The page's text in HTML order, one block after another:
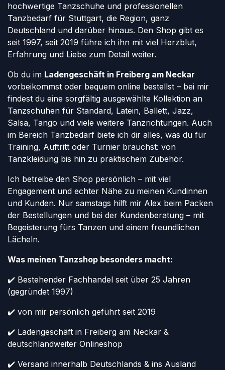
hochwertige Tanzschuhe und professionellen
Tanzbedarf für Stuttgart, die Region, ganz
Deutschland und darüber hinaus. Den Shop gibt es
seit 1997, seit 2019 führe ich ihn mit viel Herzblut,
Erfahrung und Liebe zum Detail weiter.
Ob du im Ladengeschäft in Freiberg am Neckar
vorbeikommst oder bequem online bestellst – bei mir
findest du eine sorgfältig ausgewählte Kollektion an
Tanzschuhen für Standard, Latein, Ballett, Jazz,
Salsa, Tango und viele weitere Tanzrichtungen. Auch
im Bereich Tanzbedarf biete ich dir alles, was du für
Training, Auftritt oder Turnier brauchst: von
Tanzkleidung bis hin zu praktischem Zubehör.
Ich betreibe den Shop persönlich – mit viel
Engagement und echter Nähe zu meinen Kundinnen
und Kunden. Nur samstags hilft mir Alex beim Packen
der Bestellungen und bei der Kundenberatung – mit
Begeisterung fürs Tanzen und einem freundlichen
Lächeln.
Was meinen Tanzshop besonders macht:
✔️ Bestehender Fachhandel seit über 25 Jahren
(gegründet 1997)
✔️ von mir persönlich geführt seit 2019
✔️ Ladengeschäft in Freiberg am Neckar &
deutschlandweiter Onlineshop
✔️ Versand innerhalb Deutschlands & ins Ausland